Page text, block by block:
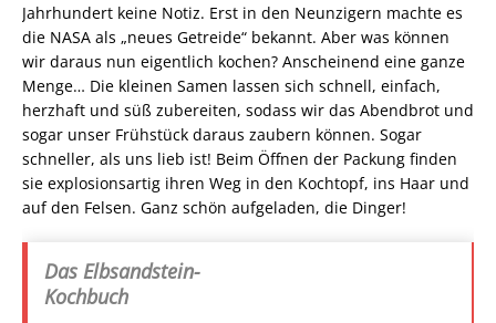
Jahrhundert keine Notiz. Erst in den Neunzigern machte es
die NASA als „neues Getreide“ bekannt. Aber was können
wir daraus nun eigentlich kochen? Anscheinend eine ganze
Menge… Die kleinen Samen lassen sich schnell, einfach,
herzhaft und süß zubereiten, sodass wir das Abendbrot und
sogar unser Frühstück daraus zaubern können. Sogar
schneller, als uns lieb ist! Beim Öffnen der Packung finden
sie explosionsartig ihren Weg in den Kochtopf, ins Haar und
auf den Felsen. Ganz schön aufgeladen, die Dinger!
Das Elbsandstein-
Kochbuch